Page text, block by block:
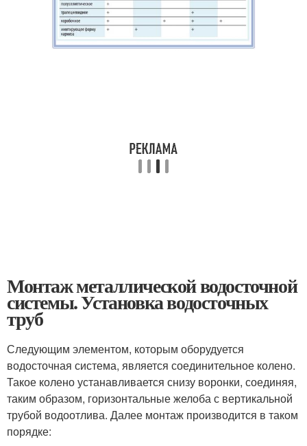
Монтаж металлической водосточной
системы. Установка водосточных
труб
Следующим элементом, которым оборудуется
водосточная система, является соединительное колено.
Такое колено устанавливается снизу воронки, соединяя,
таким образом, горизонтальные желоба с вертикальной
трубой водоотлива. Далее монтаж производится в таком
порядке: